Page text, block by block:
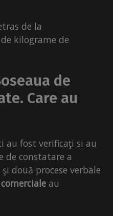
de la
kilograme de
de
Care au
au fost verificaţi si au
de constatare a
două procese verbale
au